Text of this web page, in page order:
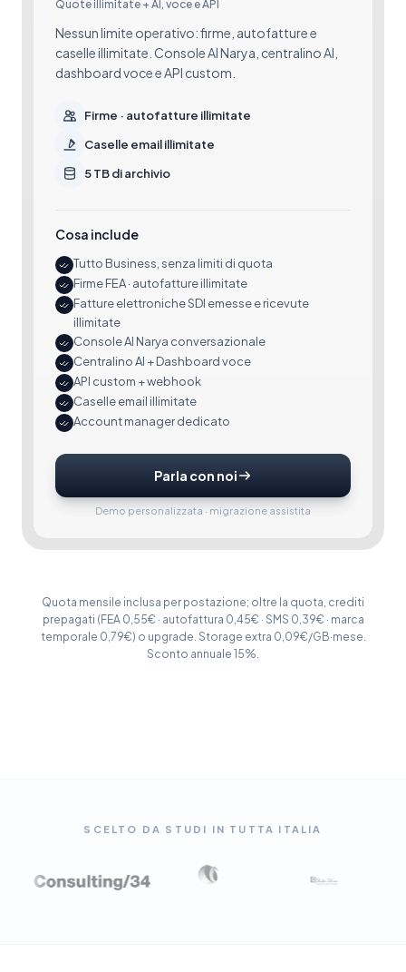
Quote illimitate + AI, voce e API
Nessun limite operativo: firme, autofatture e
caselle illimitate. Console AI Narya, centralino AI,
dashboard voce e API custom.
Firme · autofatture illimitate
Caselle email illimitate
5 TB di archivio
Cosa include
Tutto Business, senza limiti di quota
Firme FEA · autofatture illimitate
Fatture elettroniche SDI emesse e ricevute
illimitate
Console AI Narya conversazionale
Centralino AI + Dashboard voce
API custom + webhook
Caselle email illimitate
Account manager dedicato
Parla con noi
Demo personalizzata · migrazione assistita
Quota mensile inclusa per postazione; oltre la quota, crediti
prepagati (FEA 0,55€ · autofattura 0,45€ · SMS 0,39€ · marca
temporale 0,79€) o upgrade. Storage extra 0,09€/GB·mese.
Sconto annuale 15%.
SCELTO DA STUDI IN TUTTA ITALIA